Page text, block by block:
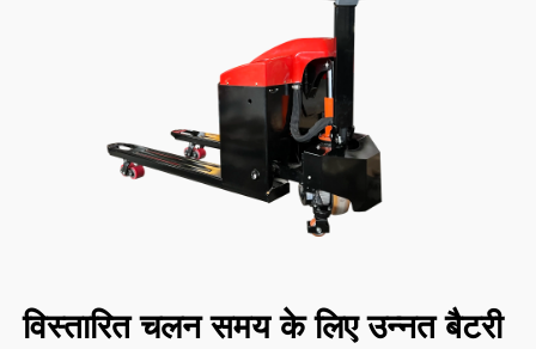
विस्तारित चलन समय के लिए उन्नत बैटरी